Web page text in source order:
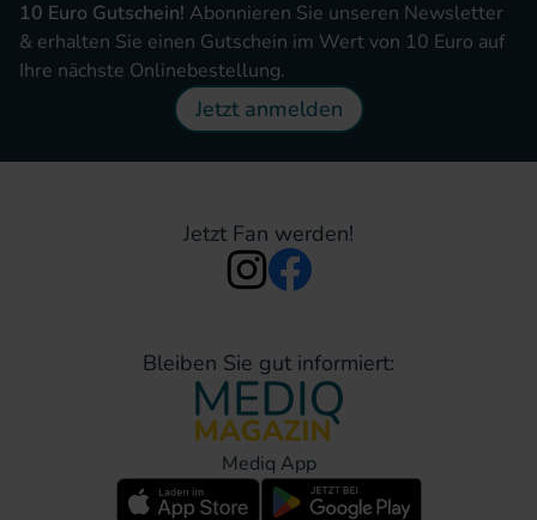
10 Euro Gutschein! Abonnieren Sie unseren Newsletter
& erhalten Sie einen Gutschein im Wert von 10 Euro auf
Ihre nächste Onlinebestellung.
Jetzt anmelden
Jetzt Fan werden!
Bleiben Sie gut informiert:
Mediq App